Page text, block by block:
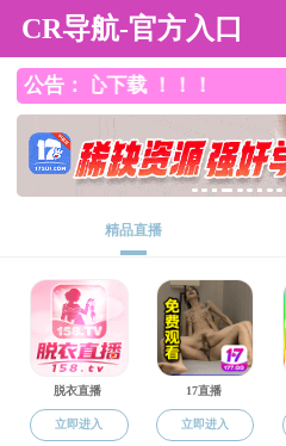
小黄书简介
院长寄语